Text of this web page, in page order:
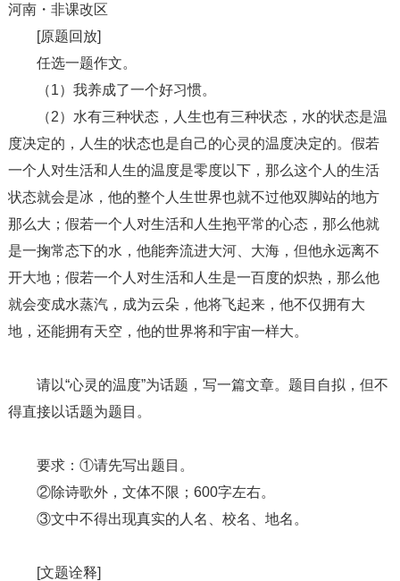
河南・非课改区
[原题回放]
任选一题作文。
（1）我养成了一个好习惯。
（2）水有三种状态，人生也有三种状态，水的状态是温
度决定的，人生的状态也是自己的心灵的温度决定的。假若
一个人对生活和人生的温度是零度以下，那么这个人的生活
状态就会是冰，他的整个人生世界也就不过他双脚站的地方
那么大；假若一个人对生活和人生抱平常的心态，那么他就
是一掬常态下的水，他能奔流进大河、大海，但他永远离不
开大地；假若一个人对生活和人生是一百度的炽热，那么他
就会变成水蒸汽，成为云朵，他将飞起来，他不仅拥有大
地，还能拥有天空，他的世界将和宇宙一样大。
请以“心灵的温度”为话题，写一篇文章。题目自拟，但不
得直接以话题为题目。
要求：①请先写出题目。
②除诗歌外，文体不限；600字左右。
③文中不得出现真实的人名、校名、地名。
[文题诠释]